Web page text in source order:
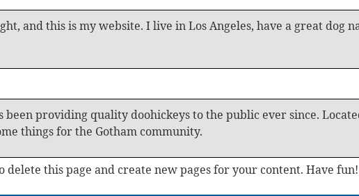
and this is my website. I live in Los Angeles, have a great dog
been providing quality doohickeys to the public ever since.
things for the Gotham community.
delete this page and create new pages for your content. Have fun!